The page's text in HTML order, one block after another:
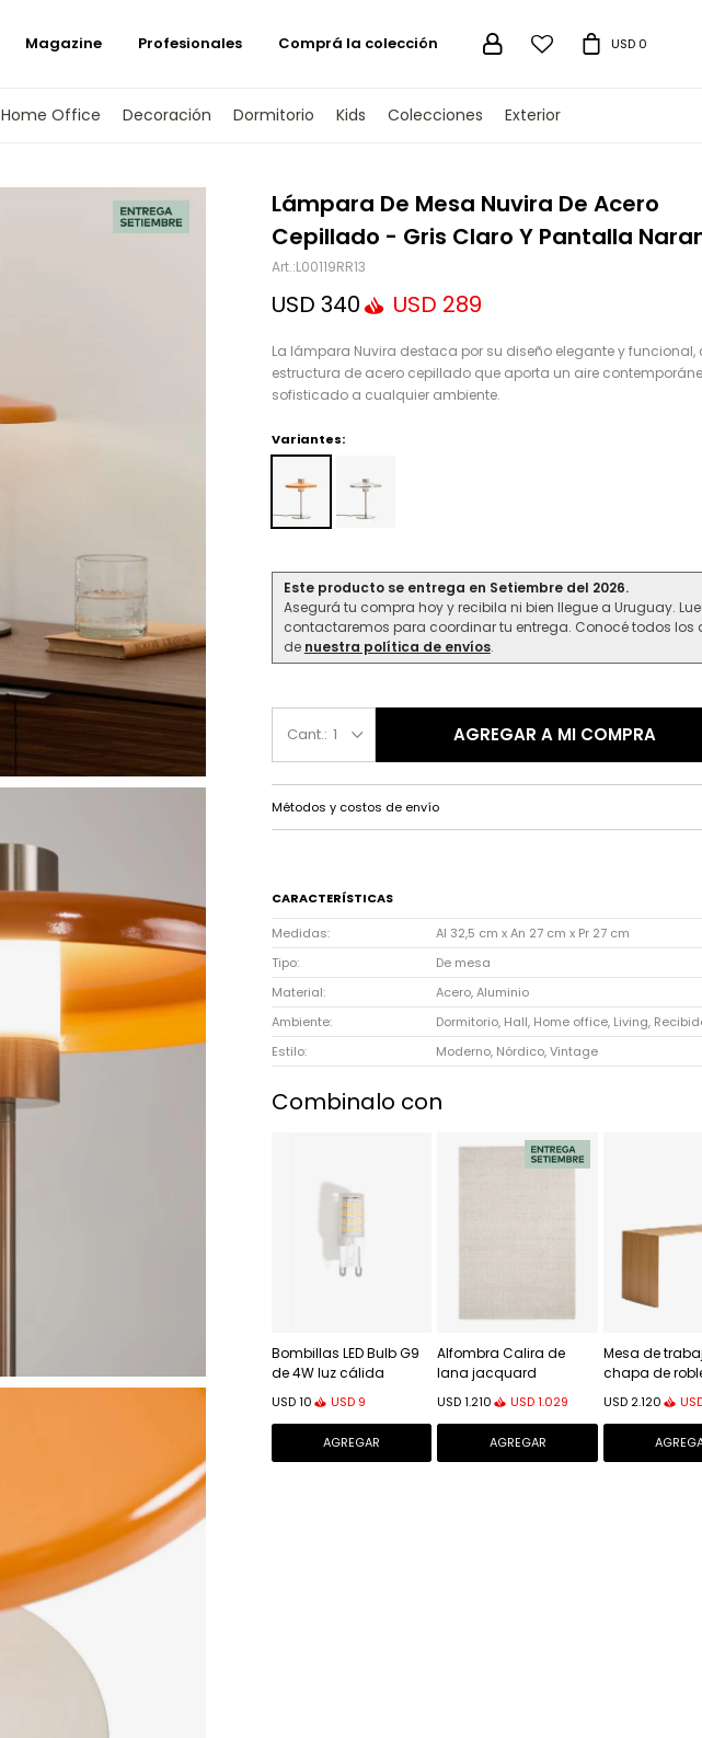
Home Office Decoración Dormitorio Kids Colecciones Exterior
 USD 0
Magazine Profesionales Comprá la colección
Lámpara De Mesa Nuvira De Acero
Cepillado - Gris Claro Y Pantalla
L00119RR13
USD 340 USD 289
La lámpara Nuvira destaca por su diseño elegante y funcional,
estructura de acero cepillado que aporta un aire
sofisticado a cualquier ambiente.
Variantes:
Este producto se entrega en Setiembre del 2026.
Asegurá tu compra hoy y recibila ni bien llegue a Uruguay.
contactaremos para coordinar tu entrega. Conocé todos los
de nuestra política de envíos.
1 AGREGAR A MI COMPRA
Métodos y costos de envío
CARACTERÍSTICAS
Medidas
Al 32,5 cm x An 27 cm x Pr 27 cm
Tipo
De mesa
Material
Acero, Aluminio
Ambiente
Dormitorio, Hall, Home office, Living,
Estilo
Moderno, Nórdico, Vintage
Combinalo con
Bombillas LED Bulb G9
de 4W luz cálida
USD10 USD 9
Alfombra Calira de
lana jacquard
trenzado beige 300 x
200 cm
USD 1.210 USD 1.029
Mesa de
chapa de
Credit 140 x
USD 2.120